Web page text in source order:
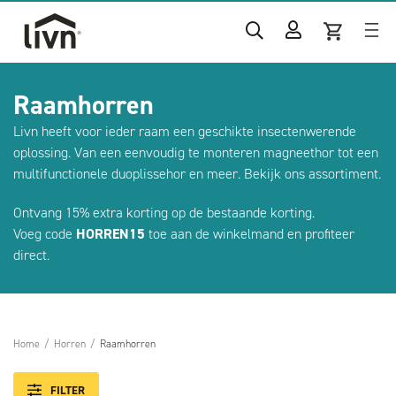
Raamhorren
Livn heeft voor ieder raam een geschikte insectenwerende
oplossing. Van een eenvoudig te monteren magneethor tot een
multifunctionele duoplissehor en meer. Bekijk ons assortiment.
Ontvang 15% extra korting op de bestaande korting.
Voeg code HORREN15 toe aan de winkelmand en profiteer
direct.
Home / Horren / Raamhorren
FILTER